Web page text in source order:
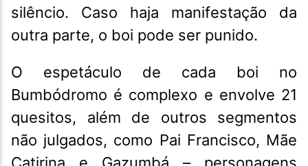
silêncio. Caso haja manifestação da
outra parte, o boi pode ser punido.
O espetáculo de cada boi no
Bumbódromo é complexo e envolve 21
quesitos, além de outros segmentos
não julgados, como Pai Francisco, Mãe